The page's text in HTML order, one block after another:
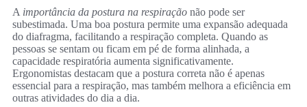
A importância da postura na respiração não pode ser
subestimada. Uma boa postura permite uma expansão adequada
do diafragma, facilitando a respiração completa. Quando as
pessoas se sentam ou ficam em pé de forma alinhada, a
capacidade respiratória aumenta significativamente.
Ergonomistas destacam que a postura correta não é apenas
essencial para a respiração, mas também melhora a eficiência em
outras atividades do dia a dia.